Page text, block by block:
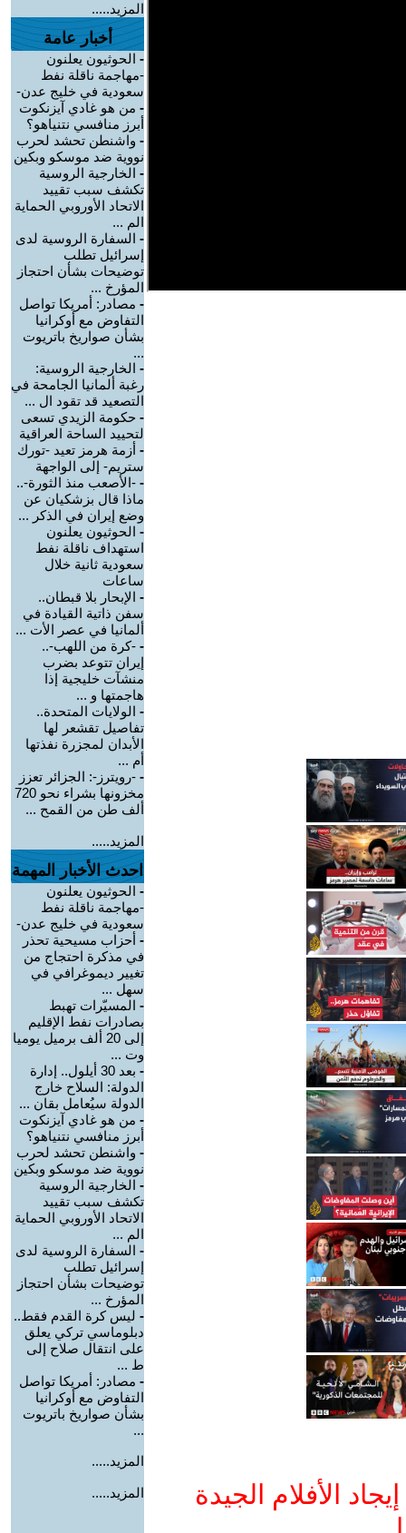
الأفلام الجيدة
المزيد.....
أخبار عامة
- الحوثيون يعلنون
-مهاجمة ناقلة نفط
سعودية في خليج عدن-
- من هو غادي آيزنكوت
أبرز منافسي نتنياهو؟
- واشنطن تحشد لحرب
نووية ضد موسكو وبكين
- الخارجية الروسية
تكشف سبب تقييد
الاتحاد الأوروبي الحماية
الم ...
- السفارة الروسية لدى
إسرائيل تطلب
توضيحات بشأن احتجاز
المؤرخ ...
- مصادر: أمريكا تواصل
التفاوض مع أوكرانيا
بشأن صواريخ باتريوت
...
- الخارجية الروسية:
رغبة ألمانيا الجامحة في
التصعيد قد تقود ال ...
- حكومة الزيدي تسعى
لتحييد الساحة العراقية
- أزمة هرمز تعيد -تورك
ستريم- إلى الواجهة
- -الأصعب منذ الثورة-..
ماذا قال بزشكيان عن
وضع إيران في الذكر ...
- الحوثيون يعلنون
استهداف ناقلة نفط
سعودية ثانية خلال
ساعات
- الإبحار بلا قبطان..
سفن ذاتية القيادة في
ألمانيا في عصر الأت ...
- -كرة من اللهب-..
إيران تتوعد بضرب
منشآت خليجية إذا
هاجمتها و ...
- الولايات المتحدة..
تفاصيل تقشعر لها
الأبدان لمجزرة نفذتها
أم ...
- -رويترز-: الجزائر تعزز
مخزونها بشراء نحو 720
ألف طن من القمح ...
المزيد.....
احدث الأخبار المهمة
- الحوثيون يعلنون
-مهاجمة ناقلة نفط
سعودية في خليج عدن-
- أحزاب مسيحية تحذر
في مذكرة احتجاج من
تغيير ديموغرافي في
سهل ...
- المسيّرات تهبط
بصادرات نفط الإقليم
إلى 20 ألف برميل يوميا
وت ...
-
بعد 30 أيلول.. إدارة
الدولة: السلاح خارج
الدولة سيُعامل بقان ...
- من هو غادي آيزنكوت
أبرز منافسي نتنياهو؟
- واشنطن تحشد لحرب
نووية ضد موسكو وبكين
- الخارجية الروسية
تكشف سبب تقييد
الاتحاد الأوروبي الحماية
الم ...
- السفارة الروسية لدى
إسرائيل تطلب
توضيحات بشأن احتجاز
المؤرخ ...
- ليس كرة القدم فقط..
دبلوماسي تركي يعلق
على انتقال صلاح إلى
ط ...
- مصادر: أمريكا تواصل
التفاوض مع أوكرانيا
بشأن صواريخ باتريوت
...
المزيد.....
المزيد.....